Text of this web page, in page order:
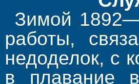
Зимой
работы,
недоделок, с
в плавание